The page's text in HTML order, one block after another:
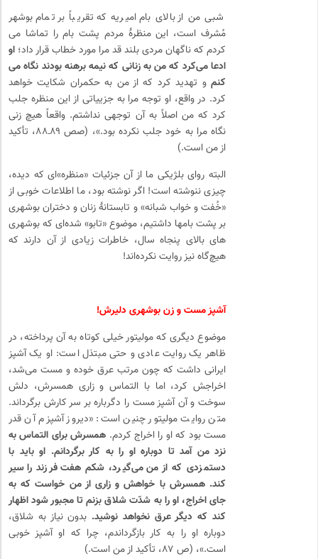
شبی من از بالای بام امیریه که تقریباً بر تمام بوشهر
مُشرف است، این منظرۀ مردم پشت بام را تماشا می­‌
کردم که ناگهان مردی بلند قد مرا مورد خطاب قرار داد؛ او
ادعا می­‌کرد که من به زنانی که نیمه برهنه بودند نگاه می­‌
کنمو تهدید کرد که از من به حکمران شکایت خواهد
کرد. در واقع، او توجه مرا به جزییاتی از این منظره جلب
کرد که من اصلاً به آن توجهی نداشتم. واقعاً هیچ زنی
نگاه مرا به خود جلب نکرده بود.»، (صص ۸۹ـ۸۸، تأکید
از من است.)
البته روای بلژیکی ما از آن جزئیات «منظره»ای که دیده،
چیزی ننوشته است! اگر نوشته بود، ما اطلاعات خوبی از
«خُفت و خواب شبانه» و تابستانۀ زنان و دختران بوشهری
بر پشت بام­ها داشتیم، موضوع «تابو» شده‌­ای که بوشهری­‌
های بالای پنجاه سال، خاطرات زیادی از آن دارند که
هیچ‌گاه نیز روایت نکرده‌­اند!
آشپز مست و زن بوشهری دلیرش!
موضوع دیگری که مولیتور خیلی کوتاه به آن پرداخته، در
ظاهر یک روایت عادی و حتی مبتذل است: او یک آشپز
ایرانی داشت که چون مرتب عرق خوده و مست می‌­شد،
اخراجش کرد، اما با التماس و زاری همسرش، دلش
سوخت و آن آشپز مست را دگرباره بر سر کارش برگرداند.
متن روایت مولیتور چنین است: «دیروز آشپزم آن قدر
مست بود که او را اخراج کردم. همسرش برای التماس به
نزد من آمد تا دوباره او را به کار برگردانم. او باید با
دستمزدی که از من می‌­گیرد، شکم هفت فرزند را سیر
کند. همسرش با خواهش و زاری از من خواست که به
جای اخراج، او را به­ شدّت شلاق بزنم تا مجبور شود اظهار
کند که دیگر عرق نخواهد نوشید. بدون نیاز به شلاق،
دوباره او را به کار بازگرداندم، چرا که او آشپز خوبی
است.»، (ص ۸۷، تأکید از من است.)